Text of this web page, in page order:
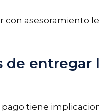
asesoramiento
de entregar
tiene